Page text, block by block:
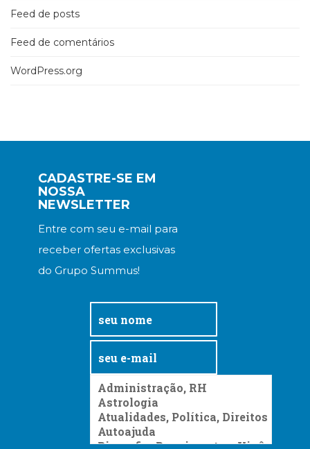
Feed de posts
Feed de comentários
WordPress.org
CADASTRE-SE EM
NOSSA
NEWSLETTER
Entre com seu e-mail para
receber ofertas exclusivas
do Grupo Summus!